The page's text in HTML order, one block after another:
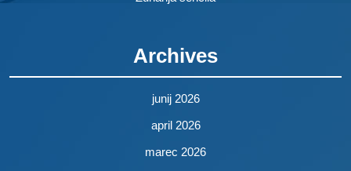
Archives
junij 2026
april 2026
marec 2026